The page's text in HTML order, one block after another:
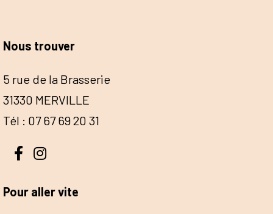
Nous trouver
5 rue de la Brasserie
31330 MERVILLE
Tél : 07 67 69 20 31
Pour aller vite